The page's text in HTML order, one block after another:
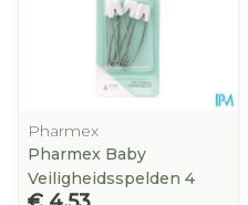
Pharmex
Pharmex Baby
Veiligheidsspelden 4